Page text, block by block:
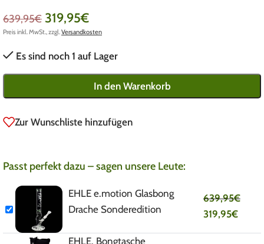
639,95€ 319,95€
Preis inkl. MwSt., zzgl.Versandkosten
Es sind noch 1 auf Lager
In den Warenkorb
Zur Wunschliste hinzufügen
Passt perfekt dazu – sagen unsere Leute:
EHLE e.motion Glasbong
Drache Sonderedition
639,95€
319,95€
EHLE. Bongtasche